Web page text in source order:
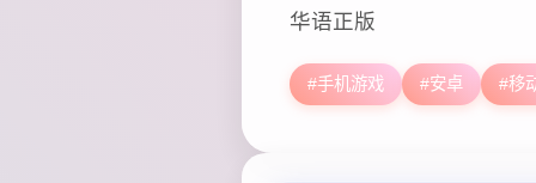
华语正版
#手机游戏 #安卓 #移